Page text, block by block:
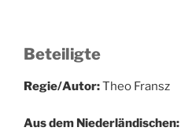
Beteiligte
Regie/Autor:Theo Fransz
Aus dem Niederländischen: